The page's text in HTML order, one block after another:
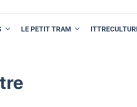
LE PETIT TRAM